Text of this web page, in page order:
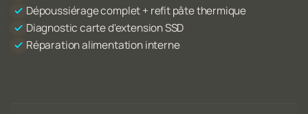
Dépoussiérage complet + refit pâte thermique
Diagnostic carte d'extension SSD
Réparation alimentation interne